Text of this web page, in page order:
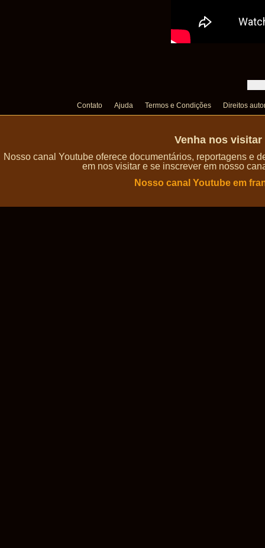
Contato Ajuda Termos e Condições Direitos
Venha nos
Nosso canal Youtube oferece documentários, reportagens e
em nos visitar e se inscrever em nosso
Nosso canal Youtube em